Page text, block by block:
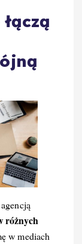
różnych
w mediach